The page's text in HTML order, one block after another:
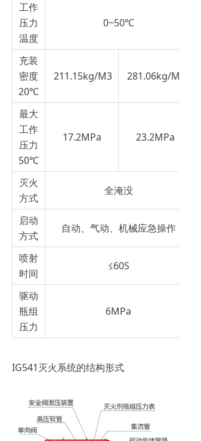
工作
压力
温度
0~50℃
充装
密度
20℃
211.15kg/M3 281.06kg/M3
最大
工作
压力
50℃
17.2MPa 23.2MPa
灭火
方式
全淹没
启动
方式
自动、气动、机械应急操作
喷射
时间
≤60S
驱动
瓶组
压力
6MPa
IG541灭火系统的结构形式